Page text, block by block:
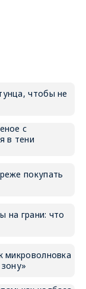
чтобы не
с
в тени
покупать
на грани: что
микроволновка